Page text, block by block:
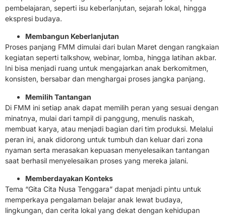
pembelajaran, seperti isu keberlanjutan, sejarah lokal, hingga
ekspresi budaya.
Membangun Keberlanjutan
Proses panjang FMM dimulai dari bulan Maret dengan rangkaian
kegiatan seperti talkshow, webinar, lomba, hingga latihan akbar.
Ini bisa menjadi ruang untuk mengajarkan anak berkomitmen,
konsisten, bersabar dan menghargai proses jangka panjang.
Memilih Tantangan
Di FMM ini setiap anak dapat memilih peran yang sesuai dengan
minatnya, mulai dari tampil di panggung, menulis naskah,
membuat karya, atau menjadi bagian dari tim produksi. Melalui
peran ini, anak didorong untuk tumbuh dan keluar dari zona
nyaman serta merasakan kepuasan menyelesaikan tantangan
saat berhasil menyelesaikan proses yang mereka jalani.
Memberdayakan Konteks
Tema “Gita Cita Nusa Tenggara” dapat menjadi pintu untuk
memperkaya pengalaman belajar anak lewat budaya,
lingkungan, dan cerita lokal yang dekat dengan kehidupan